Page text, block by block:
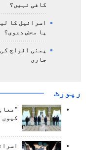
کافی نہیں؟
اسرائیل کا
یا محض دعوی؟
یمنی افواج
جاری
رپورٹ
کیوں